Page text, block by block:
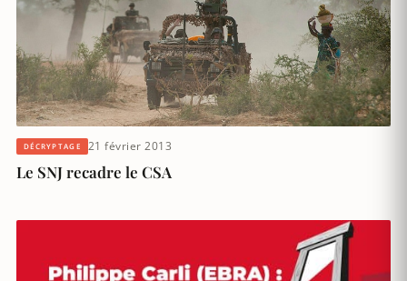
DÉCRYPTAGE 21 février 2013
Le SNJ recadre le CSA